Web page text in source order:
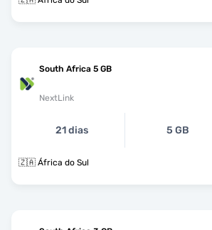
South Africa 5 GB
NextLink
21 dias 5 GB
🇿🇦 África do Sul